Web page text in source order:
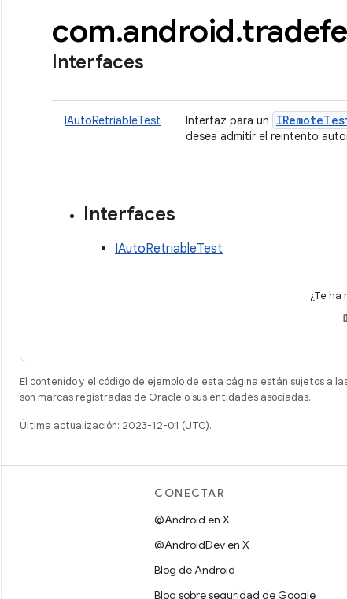
com.android.
Interfaces
IAutoRetriableTest Interfaz para un IRemote
desea admitir el reintento
Interfaces
IAutoRetriableTest
¿Te ha
El contenido y el código de ejemplo de esta página están sujetos a
son marcas registradas de Oracle o sus entidades asociadas.
Última actualización: 2023-12-01 (UTC).
CONECTAR
@Android en X
@AndroidDev en X
Blog de Android
Blog sobre seguridad de Google